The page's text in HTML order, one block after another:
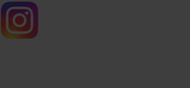
Instagram